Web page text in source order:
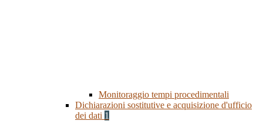
Monitoraggio tempi procedimentali
Dichiarazioni sostitutive e acquisizione d'ufficio
dei dati 1